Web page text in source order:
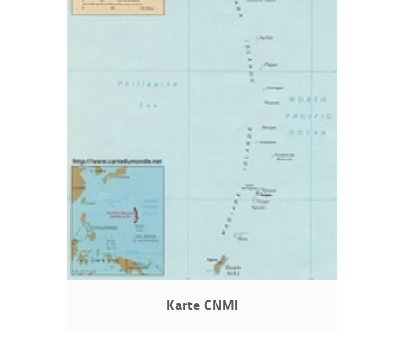
Karte CNMI